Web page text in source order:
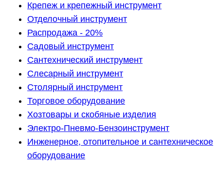
Крепеж и крепежный инструмент
Отделочный инструмент
Распродажа - 20%
Садовый инструмент
Сантехнический инструмент
Слесарный инструмент
Столярный инструмент
Торговое оборудование
Хозтовары и скобяные изделия
Электро-Пневмо-Бензоинструмент
Инженерное, отопительное и сантехническое
оборудование